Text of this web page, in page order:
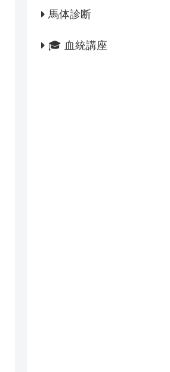
馬体診断
🎓 血統講座